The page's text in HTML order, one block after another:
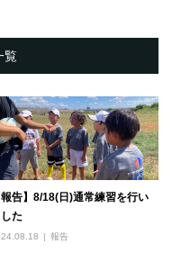
覧
報告】8/18(日)通常練習を行い
た
報告